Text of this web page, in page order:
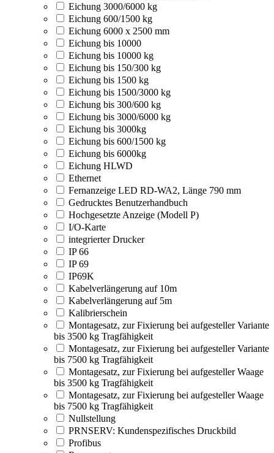
Eichung 3000/6000 kg
Eichung 600/1500 kg
Eichung 6000 x 2500 mm
Eichung bis 10000
Eichung bis 10000 kg
Eichung bis 150/300 kg
Eichung bis 1500 kg
Eichung bis 1500/3000 kg
Eichung bis 300/600 kg
Eichung bis 3000/6000 kg
Eichung bis 3000kg
Eichung bis 600/1500 kg
Eichung bis 6000kg
Eichung HLWD
Ethernet
Fernanzeige LED RD-WA2, Länge 790 mm
Gedrucktes Benutzerhandbuch
Hochgesetzte Anzeige (Modell P)
I/O-Karte
integrierter Drucker
IP 66
IP 69
IP69K
Kabelverlängerung auf 10m
Kabelverlängerung auf 5m
Kalibrierschein
Montagesatz, zur Fixierung bei aufgesteller Variante
bis 3500 kg Tragfähigkeit
Montagesatz, zur Fixierung bei aufgesteller Variante
bis 7500 kg Tragfähigkeit
Montagesatz, zur Fixierung bei aufgesteller Waage
bis 3500 kg Tragfähigkeit
Montagesatz, zur Fixierung bei aufgesteller Waage
bis 7500 kg Tragfähigkeit
Nullstellung
PRNSERV: Kundenspezifisches Druckbild
Profibus